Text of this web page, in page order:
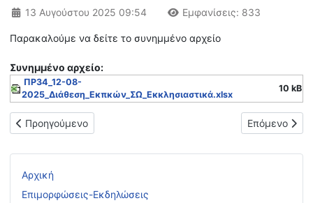
Αρχική
Επιμορφώσεις-Εκδηλώσεις
Λεπτομέρειες
13 Αυγούστου 2025 09:54 Εμφανίσεις: 833
Παρακαλούμε να δείτε το συνημμένο αρχείο
Συνημμένo αρχείο:
ΠΡ34_12-08-
2025_Διάθεση_Εκπκών_ΣΩ_Εκκλησιαστικά.xlsx
10 kB
Προηγούμενο άρθρο: ΠΙΝΑΚΑΣ ΤΟΠΟΘΕΤΗΣΗΣ
Προηγούμενο Επόμενο
Επόμενο